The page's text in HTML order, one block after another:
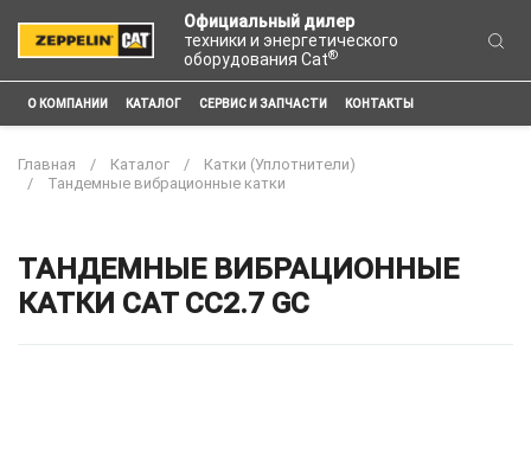
Официальный дилер
техники и энергетического
оборудования Cat®
О КОМПАНИИ КАТАЛОГ СЕРВИС И ЗАПЧАСТИ КОНТАКТЫ
Главная Каталог
Катки (Уплотнители)
Тандемные вибрационные катки
ТАНДЕМНЫЕ ВИБРАЦИОННЫЕ
КАТКИ CAT CC2.7 GC